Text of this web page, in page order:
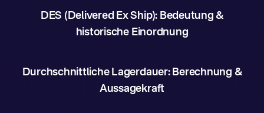
DES (Delivered Ex Ship): Bedeutung &
historische Einordnung
Durchschnittliche Lagerdauer: Berechnung &
Aussagekraft